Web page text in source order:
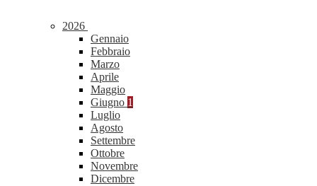
2026
Gennaio
Febbraio
Marzo
Aprile
Maggio
Giugno 1
Luglio
Agosto
Settembre
Ottobre
Novembre
Dicembre